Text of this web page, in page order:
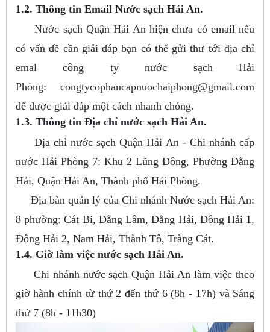
1.2. Thông tin Email Nước sạch Hải An.
Nước sạch Quận Hải An hiện chưa có email nếu
có vấn đề cần giải đáp bạn có thể gửi thư tới địa chỉ
emal công ty nước sạch Hải
Phòng:congtycophancapnuochaiphong@gmail.com
để được giải đáp một cách nhanh chóng.
1.3. Thông tin Địa chỉ nước sạch Hải An.
Địa chỉ nước sạch Quận Hải An - Chi nhánh cấp
nước Hải Phòng 7: Khu 2 Lũng Đông, Phường Đằng
Hải, Quận Hải An, Thành phố Hải Phòng.
Địa bàn quản lý của Chi nhánh Nước sạch Hải An:
8 phường: Cát Bi, Đằng Lâm, Đằng Hải, Đông Hải 1,
Đông Hải 2, Nam Hải, Thành Tô, Tràng Cát.
1.4. Giờ làm việc nước sạch Hải An.
Chi nhánh nước sạch Quận Hải An làm việc theo
giờ hành chính từ thứ 2 đến thứ 6 (8h - 17h) và Sáng
thứ 7 (8h - 11h30)